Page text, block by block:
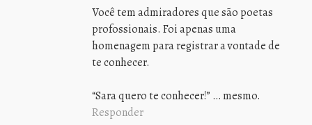
Você tem admiradores que são poetas
profossionais. Foi apenas uma
homenagem para registrar a vontade de
te conhecer.
“Sara quero te conhecer!” … mesmo.
Responder